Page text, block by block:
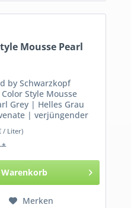
Mousse Pearl
by Schwarzkopf
Style Mousse
Grey | Helles Grau
| verjüngender
Mousse von Indola:
/ Liter)
*
Warenkorb
Merken